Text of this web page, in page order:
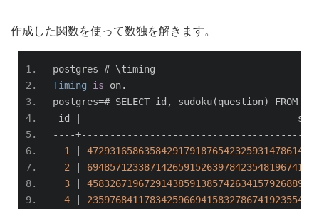
作成した関数を使って数独を解きます。
postgres=# \timing
Timing
is on.
postgres=# SELECT id , sudoku(question)
FROM
id
----
1
2
3
4